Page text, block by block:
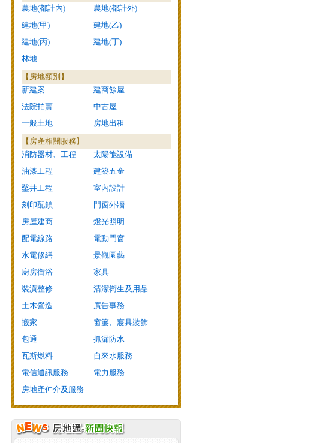
農地(都計內)
農地(都計外)
建地(甲)
建地(乙)
建地(丙)
建地(丁)
林地
【房地類別】
新建案
建商餘屋
法院拍賣
中古屋
一般土地
房地出租
【房產相關服務】
消防器材、工程
太陽能設備
油漆工程
建築五金
鑿井工程
室內設計
刻印配鎖
門窗外牆
房屋建商
燈光照明
配電線路
電動門窗
水電修繕
景觀園藝
廚房衛浴
家具
裝潢整修
清潔衛生及用品
土木營造
廣告事務
搬家
窗簾、寢具裝飾
包通
抓漏防水
瓦斯燃料
自來水服務
電信通訊服務
電力服務
房地產仲介及服務